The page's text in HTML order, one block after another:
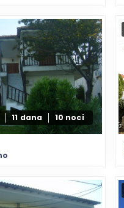
11 dana 10 noci